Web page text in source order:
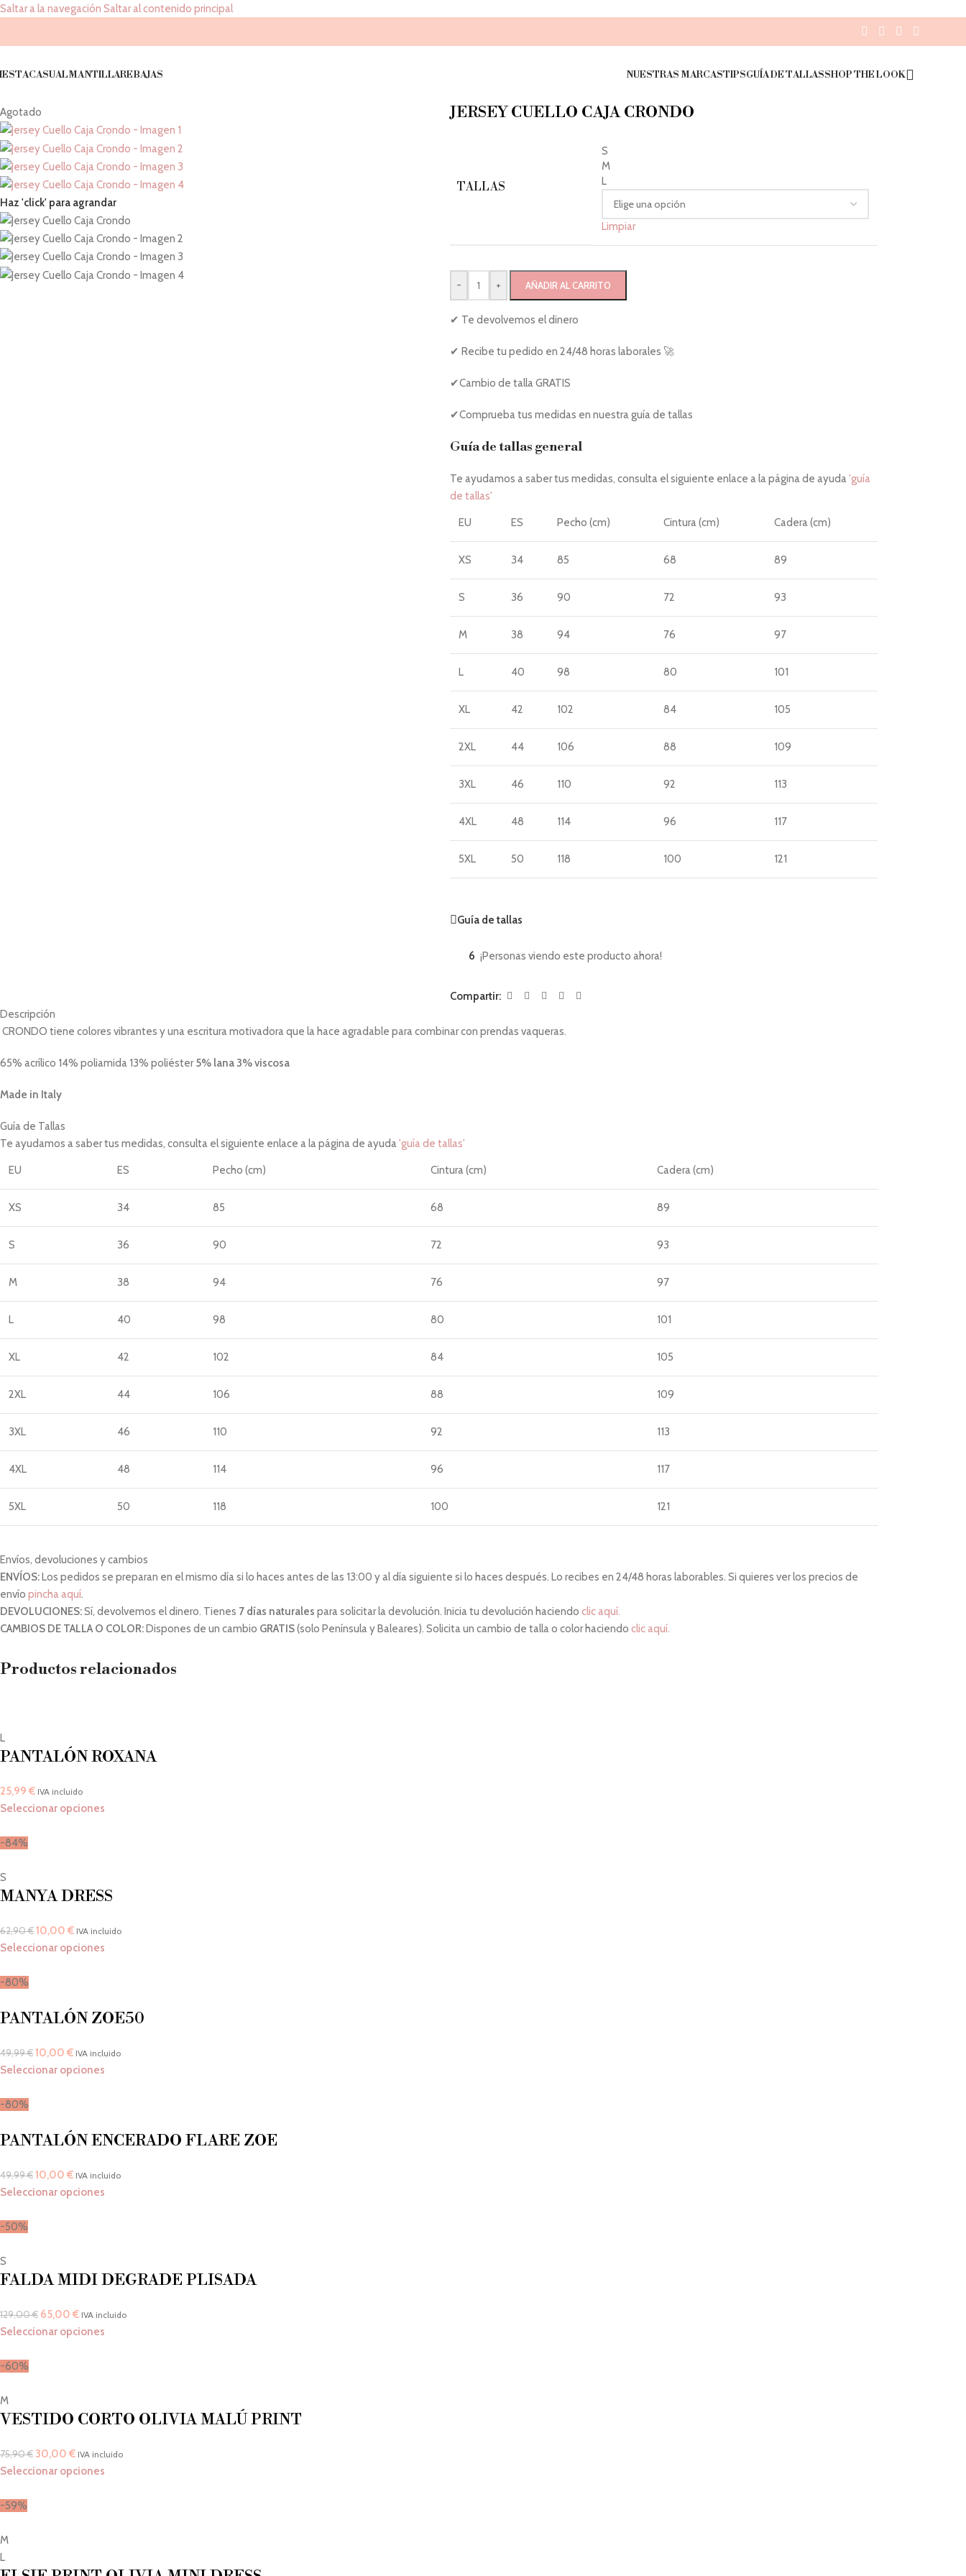
Saltar a la navegación Saltar al contenido principal
CASUALMANTILLAREBAJAS NUESTRAS MARCASTIPSGUÍA DE TALLASSHOP THE LOOK
Agotado
Haz 'click' para agrandar
JERSEY CUELLO CAJA CRONDO
TALLAS
S
M
L
Limpiar
- + AÑADIR AL CARRITO
✔ Te devolvemos el dinero
✔ Recibe tu pedido en 24/48 horas laborales 🚀
✔Cambio de talla GRATIS
✔Comprueba tus medidas en nuestra guía de tallas
Guía de tallas general
Te ayudamos a saber tus medidas, consulta el siguiente enlace a la página de ayuda'guía
de tallas'
EU ES Pecho (cm) Cintura (cm) Cadera (cm)
XS 34 85 68 89
S 36 90 72 93
M 38 94 76 97
L 40 98 80 101
XL 42 102 84 105
2XL 44 106 88 109
3XL 46 110 92 113
4XL 48 114 96 117
5XL 50 118 100 121
Guía de tallas
6 ¡Personas viendo este producto ahora!
Compartir:
Descripción
CRONDO tiene colores vibrantes y una escritura motivadora que la hace agradable para combinar con prendas vaqueras.
65% acrílico 14% poliamida 13% poliéster5% lana 3% viscosa
Made in Italy
Guía de Tallas
Te ayudamos a saber tus medidas, consulta el siguiente enlace a la página de ayuda'guía de tallas'
EU ES Pecho (cm) Cintura (cm) Cadera (cm)
XS 34 85 68 89
S 36 90 72 93
M 38 94 76 97
L 40 98 80 101
XL 42 102 84 105
2XL 44 106 88 109
3XL 46 110 92 113
4XL 48 114 96 117
5XL 50 118 100 121
Envíos, devoluciones y cambios
ENVÍOS:Los pedidos se preparan en el mismo día si lo haces antes de las 13:00 y al día siguiente si lo haces después. Lo recibes en 24/48 horas laborables. Si quieres ver los precios de
envío pincha aquí.
DEVOLUCIONES:Sí, devolvemos el dinero. Tienes 7 días naturales para solicitar la devolución. Inicia tu devolución haciendo clic aquí.
CAMBIOS DE TALLA O COLOR:Dispones de un cambio GRATIS(solo Península y Baleares). Solicita un cambio de talla o color haciendo clic aquí.
Productos relacionados
L
PANTALÓN ROXANA
25,99 € IVA incluido
Seleccionar opciones
-84%
S
MANYA DRESS
62,90€10,00 € IVA incluido
Seleccionar opciones
-80%
PANTALÓN ZOE50
49,99€10,00 € IVA incluido
Seleccionar opciones
-80%
PANTALÓN ENCERADO FLARE ZOE
49,99€10,00 € IVA incluido
Seleccionar opciones
-50%
S
FALDA MIDI DEGRADE PLISADA
129,00€ 65,00 € IVA incluido
Seleccionar opciones
-60%
M
VESTIDO CORTO OLIVIA MALÚ PRINT
75,90€ 30,00 € IVA incluido
Seleccionar opciones
-59%
M
L